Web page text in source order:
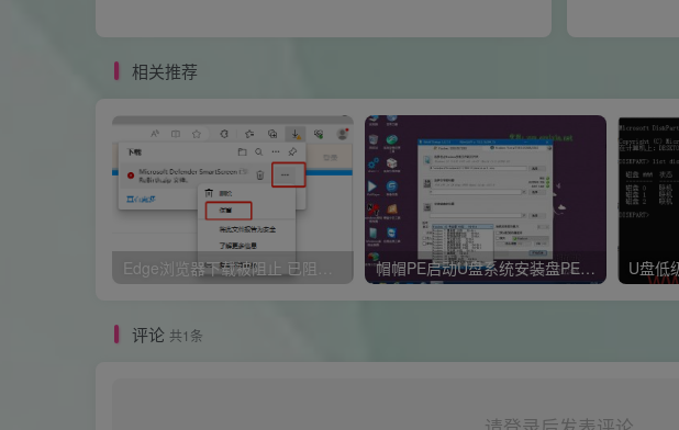
相关推荐
帽帽PE启动U盘系统安装盘PE制作教程（纯净版）
评论 共1条